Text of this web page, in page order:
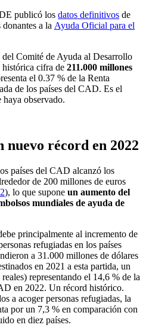
publicó los datos definitivos de
a la Ayuda Oficial para el
Comité de Ayuda al Desarrollo
cifra de 211.000 millones
el 0.37 % de la Renta
de los países del CAD. Es el
haya observado.
nuevo récord en 2022
países del CAD alcanzó los
de 200 millones de euros
), lo que supone un aumento del
mundiales de ayuda de
principalmente al incremento de
refugiadas en los países
a 31.000 millones de dólares
en 2021 a esta partida, un
representando el 14,6 % de la
en 2022. Un récord histórico.
a acoger personas refugiadas, la
por un 7,3 % en comparación con
en diez países.